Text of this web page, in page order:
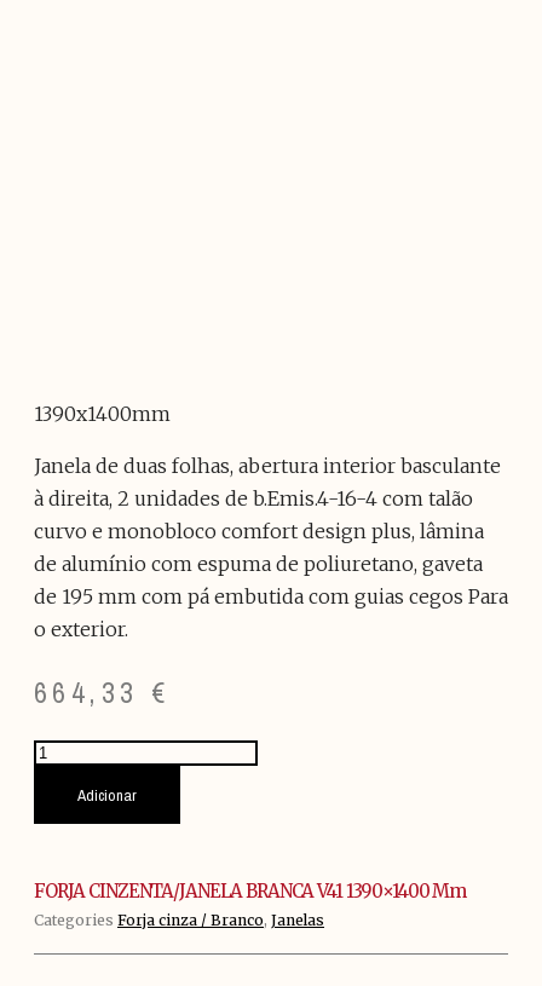
1390x1400mm
Janela de duas folhas, abertura interior basculante
à direita, 2 unidades de b.Emis.4-16-4 com talão
curvo e monobloco comfort design plus, lâmina
de alumínio com espuma de poliuretano, gaveta
de 195 mm com pá embutida com guias cegos Para
o exterior.
664,33 €
Quantidade
FORJA
1390x1400
mm
Adicionar
FORJA CINZENTA/JANELA BRANCA V41 1390×1400 Mm
Categories Forja cinza / Branco, Janelas